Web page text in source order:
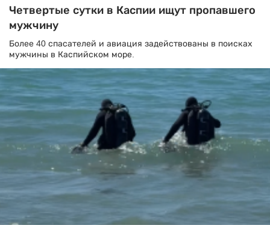
Четвертые сутки в Каспии ищут пропавшего
мужчину
Более 40 спасателей и авиация задействованы в поисках
мужчины в Каспийском море.